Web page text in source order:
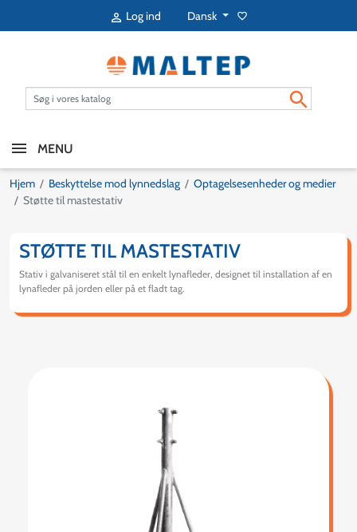
 Log ind Dansk favorite_border

MENU
Hjem Beskyttelse mod lynnedslag
Optagelsesenheder og medier
Støtte til mastestativ
STØTTE TIL MASTESTATIV
Stativ i galvaniseret stål til en enkelt lynafleder, designet til installation af en
lynafleder på jorden eller på et fladt tag.